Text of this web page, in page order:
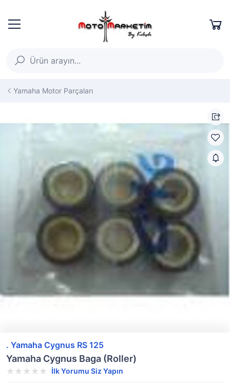
Yamaha Motor Parçaları
. Yamaha Cygnus RS 125
Yamaha Cygnus Baga (Roller)
İlk Yorumu Siz Yapın